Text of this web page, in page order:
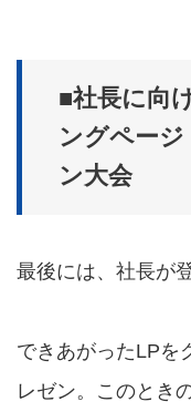
■社長に向
ングペー
ン大会
最後には、社長が登
できあがったLPを
レゼン。このとき